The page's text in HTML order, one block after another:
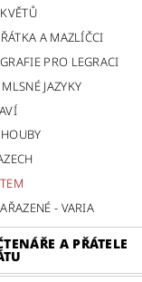
A MAZLÍČCI
PRO LEGRACI
JAZYKY
- VARIA
A PŘÁTELE